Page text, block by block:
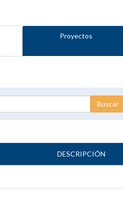
Proyectos
DESCRIPCIÓN